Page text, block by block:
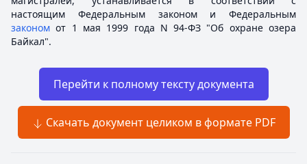
настоящим Федеральным законом и Федеральным
законом от 1 мая 1999 года N 94-ФЗ "Об охране озера
Байкал".
Перейти к полному тексту документа
Скачать документ целиком в формате PDF